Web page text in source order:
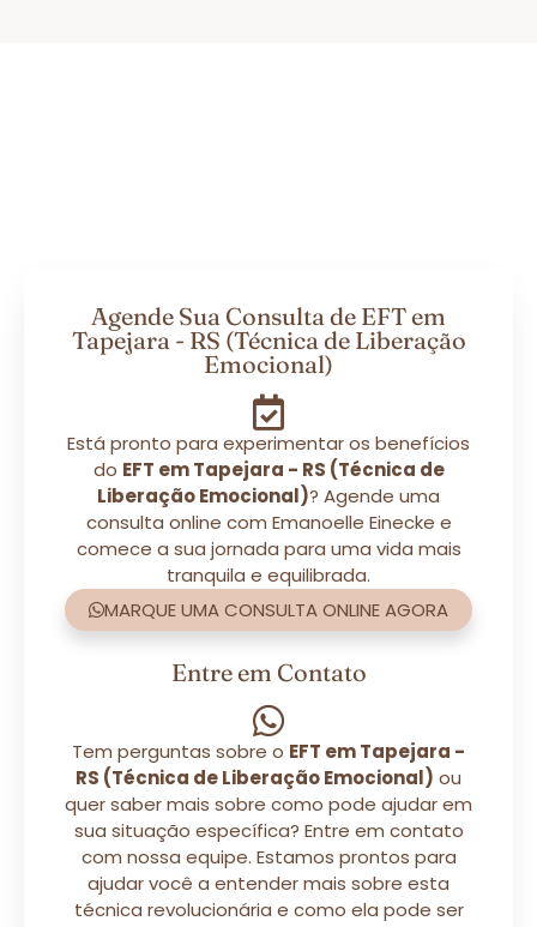
Agende Sua Consulta de EFT em
Tapejara - RS (Técnica de Liberação
Emocional)
Está pronto para experimentar os benefícios
do EFT em Tapejara - RS (Técnica de
Liberação Emocional)? Agende uma
consulta online com Emanoelle Einecke e
comece a sua jornada para uma vida mais
tranquila e equilibrada.
MARQUE UMA CONSULTA ONLINE AGORA
Entre em Contato
Tem perguntas sobre o EFT em Tapejara -
RS (Técnica de Liberação Emocional) ou
quer saber mais sobre como pode ajudar em
sua situação específica? Entre em contato
com nossa equipe. Estamos prontos para
ajudar você a entender mais sobre esta
técnica revolucionária e como ela pode ser